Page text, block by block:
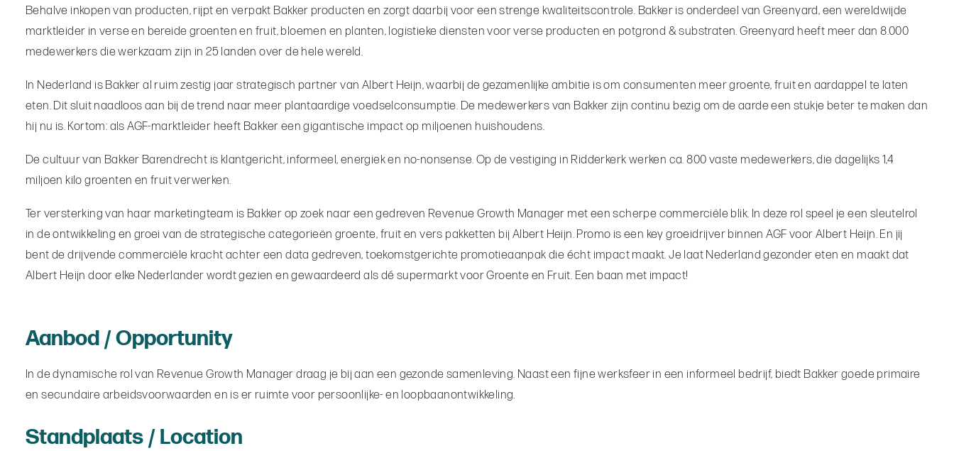
Behalve inkopen van producten, rijpt en verpakt Bakker producten en zorgt daarbij voor een strenge kwaliteitscontrole. Bakker is onderdeel van Greenyard, een wereldwijde
marktleider in verse en bereide groenten en fruit, bloemen en planten, logistieke diensten voor verse producten en potgrond & substraten. Greenyard heeft meer dan 8.000
medewerkers die werkzaam zijn in 25 landen over de hele wereld.
In Nederland is Bakker al ruim zestig jaar strategisch partner van Albert Heijn, waarbij de gezamenlijke ambitie is om consumenten meer groente, fruit en aardappel te laten
eten. Dit sluit naadloos aan bij de trend naar meer plantaardige voedselconsumptie. De medewerkers van Bakker zijn continu bezig om de aarde een stukje beter te maken dan
hij nu is. Kortom: als AGF-marktleider heeft Bakker een gigantische impact op miljoenen huishoudens.
De cultuur van Bakker Barendrecht is klantgericht, informeel, energiek en no-nonsense. Op de vestiging in Ridderkerk werken ca. 800 vaste medewerkers, die dagelijks 1,4
miljoen kilo groenten en fruit verwerken.
Ter versterking van haar marketingteam is Bakker op zoek naar een gedreven Revenue Growth Manager met een scherpe commerciële blik. In deze rol speel je een sleutelrol
in de ontwikkeling en groei van de strategische categorieën groente, fruit en vers pakketten bij Albert Heijn. Promo is een key groeidrijver binnen AGF voor Albert Heijn. En jij
bent de drijvende commerciële kracht achter een data gedreven, toekomstgerichte promotieaanpak die écht impact maakt. Je laat Nederland gezonder eten en maakt dat
Albert Heijn door elke Nederlander wordt gezien en gewaardeerd als dé supermarkt voor Groente en Fruit. Een baan met impact!
Aanbod / Opportunity
In de dynamische rol van Revenue Growth Manager draag je bij aan een gezonde samenleving. Naast een fijne werksfeer in een informeel bedrijf, biedt Bakker goede primaire
en secundaire arbeidsvoorwaarden en is er ruimte voor persoonlijke- en loopbaanontwikkeling.
Standplaats / Location